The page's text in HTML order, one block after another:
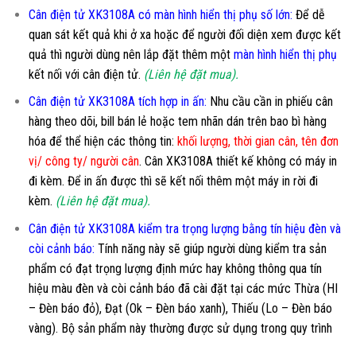
Cân điện tử XK3108A có màn hình hiển thị phụ số lớn: Để dễ
quan sát kết quả khi ở xa hoặc để người đối diện xem được kết
quả thì người dùng nên lắp đặt thêm một màn hình hiển thị phụ
kết nối với cân điện tử. (Liên hệ đặt mua).
Cân điện tử XK3108A tích hợp in ấn: Nhu cầu cần in phiếu cân
hàng theo dõi, bill bán lẻ hoặc tem nhãn dán trên bao bì hàng
hóa để thể hiện các thông tin: khối lượng, thời gian cân, tên đơn
vị/ công ty/ người cân. Cân XK3108A thiết kế không có máy in
đi kèm. Để in ấn được thì sẽ kết nối thêm một máy in rời đi
kèm. (Liên hệ đặt mua).
Cân điện tử XK3108A kiểm tra trọng lượng bằng tín hiệu đèn và
còi cảnh báo: Tính năng này sẽ giúp người dùng kiểm tra sản
phẩm có đạt trọng lượng định mức hay không thông qua tín
hiệu màu đèn và còi cảnh báo đã cài đặt tại các mức Thừa (HI
– Đèn báo đỏ), Đạt (Ok – Đèn báo xanh), Thiếu (Lo – Đèn báo
vàng). Bộ sản phẩm này thường được sử dụng trong quy trình